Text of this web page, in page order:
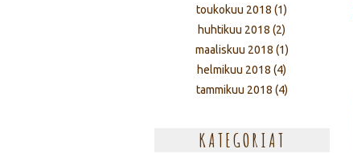
toukokuu 2018 (1)
huhtikuu 2018 (2)
maaliskuu 2018 (1)
helmikuu 2018 (4)
tammikuu 2018 (4)
KATEGORIAT